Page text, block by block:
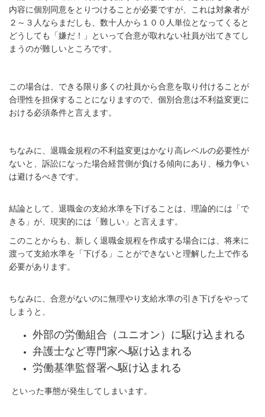
内容に個別同意をとりつけることが必要ですが、これは対象者が
２～３人ならまだしも、数十人から１００人単位となってくると
どうしても「嫌だ！」といって合意が取れない社員が出てきてし
まうのが難しいところです。
この場合は、できる限り多くの社員から合意を取り付けることが
合理性を担保することになりますので、個別合意は不利益変更に
おける必須条件と言えます。
ちなみに、退職金規程の不利益変更はかなり高レベルの必要性が
ないと、訴訟になった場合経営側が負ける傾向にあり、極力争い
は避けるべきです。
結論として、退職金の支給水準を下げることは、理論的には「で
きる」が、現実的には「難しい」と言えます。
このことからも、新しく退職金規程を作成する場合には、将来に
渡って支給水準を「下げる」ことができないと理解した上で作る
必要があります。
ちなみに、合意がないのに無理やり支給水準の引き下げをやって
しまうと、
外部の労働組合（ユニオン）に駆け込まれる
弁護士など専門家へ駆け込まれる
労働基準監督署へ駆け込まれる
といった事態が発生してしまいます。